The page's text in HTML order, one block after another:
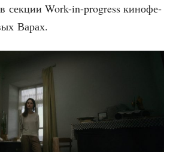
в сек­ции Work-in-progress кино­фе­
Варах.